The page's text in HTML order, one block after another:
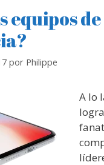
equipos
por Philippe
A lo